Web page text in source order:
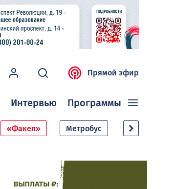
Прямой эфир
Интервью Программы
«Факел» Метробус Дачный